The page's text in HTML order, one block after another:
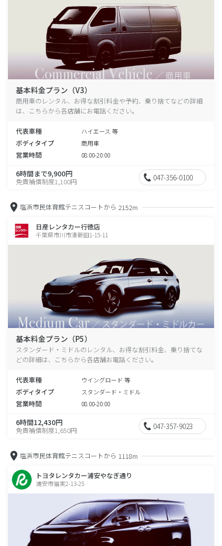
基本料金プラン（V3）
商用車のレンタル、お得な割引料金や予約、乗り捨てなどの詳細
は、こちらから各店舗にお電話ください。
代表車種 ハイエース 等
ボディタイプ 商用車
営業時間 08:00-20:00
6時間まで9,900円
免責補償制度1,100円 047-356-0100
塩浜市民体育館テニスコートから 2152m
日産レンタカー行徳店
千葉県市川市湊新田1-15-11
基本料金プラン（P5）
スタンダード・ミドルのレンタル、お得な割引料金、乗り捨てな
どの詳細は、こちらから各店舗お電話ください。
代表車種 ウイングロード 等
ボディタイプ スタンダード・ミドル
営業時間 08:00-20:00
6時間12,430円
免責補償制度1,650円 047-357-9023
塩浜市民体育館テニスコートから 1118m
トヨタレンタカー浦安やなぎ通り
浦安市猫実2-13-25